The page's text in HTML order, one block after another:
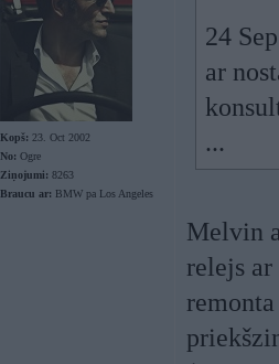
Kopš: 23. Oct 2002
No: Ogre
Ziņojumi: 8263
Braucu ar: BMW pa Los Angeles
24
ar
...
Melvin
relejs